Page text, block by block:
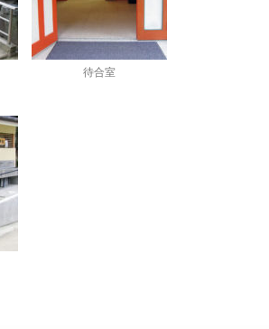
待合室